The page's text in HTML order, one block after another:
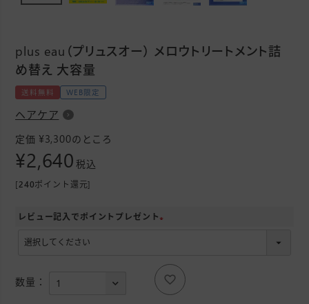
plus eau（プリュスオー） メロウトリートメント詰
め替え 大容量
送料無料 WEB限定
ヘアケア
定価 ¥3,300のところ
¥2,640 税込
[240ポイント還元]
レビュー記入でポイントプレゼント
須